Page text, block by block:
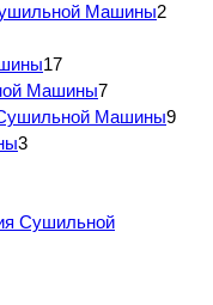
Машины2
17
Машины7
Сушильной Машины9
3
Сушильной